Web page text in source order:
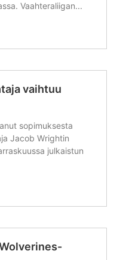
Vaahteraliigan...
vaihtuu
sopimuksesta
Jacob Wrightin
julkaistun